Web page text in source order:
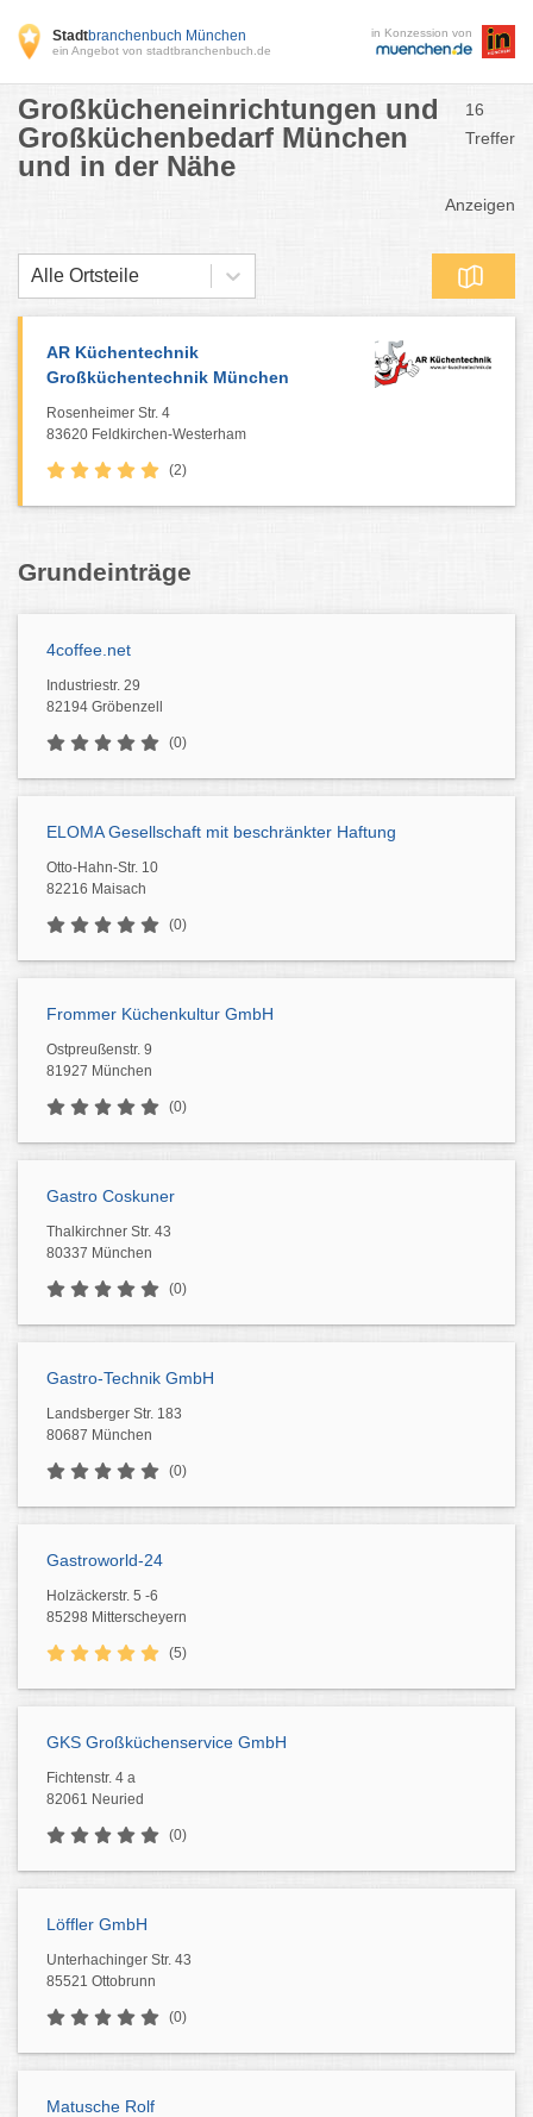
Stadtbranchenbuch München
ein Angebot von stadtbranchenbuch.de
in Konzession von
Großkücheneinrichtungen und
Großküchenbedarf München
und in der Nähe
16
Treffer
Anzeigen
Alle Ortsteile
AR Küchentechnik
Großküchentechnik München
Rosenheimer Str. 4
83620 Feldkirchen-Westerham
(2)
Grundeinträge
4coffee.net
Industriestr. 29
82194 Gröbenzell
(0)
ELOMA Gesellschaft mit beschränkter Haftung
Otto-Hahn-Str. 10
82216 Maisach
(0)
Frommer Küchenkultur GmbH
Ostpreußenstr. 9
81927 München
(0)
Gastro Coskuner
Thalkirchner Str. 43
80337 München
(0)
Gastro-Technik GmbH
Landsberger Str. 183
80687 München
(0)
Gastroworld-24
Holzäckerstr. 5 -6
85298 Mitterscheyern
(5)
GKS Großküchenservice GmbH
Fichtenstr. 4 a
82061 Neuried
(0)
Löffler GmbH
Unterhachinger Str. 43
85521 Ottobrunn
(0)
Matusche Rolf